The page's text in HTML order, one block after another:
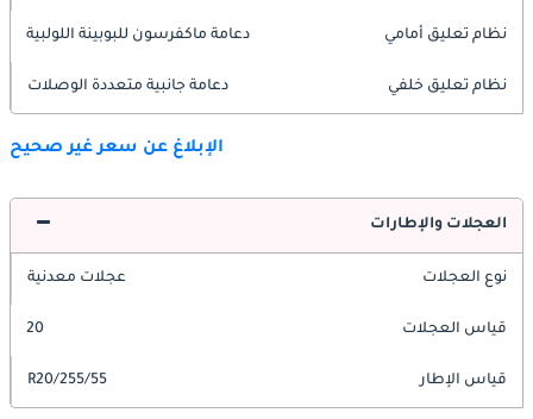
نظام تعليق أمامي دعامة ماكفرسون للبوبينة اللولبية
نظام تعليق خلفي دعامة جانبية متعددة الوصلات
الإبلاغ عن سعر غير صحيح
العجلات والإطارات
نوع العجلات عجلات معدنية
قياس العجلات 20
قياس الإطار 255/55/R20